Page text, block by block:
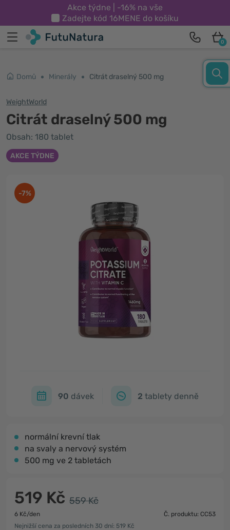
Akce týdne | -16% na vše
Zadejte kód 16MENE do košíku
0
Domů Minerály Citrát draselný 500 mg
WeightWorld
Citrát draselný 500 mg
Obsah: 180 tablet
AKCE TÝDNE
-7%
90 dávek 2 tablety denně
normální krevní tlak
na svaly a nervový systém
500 mg ve 2 tabletách
519 Kč 559 Kč
6 Kč/den
Č. produktu: CC53
Nejnižší cena za posledních 30 dní: 519 Kč